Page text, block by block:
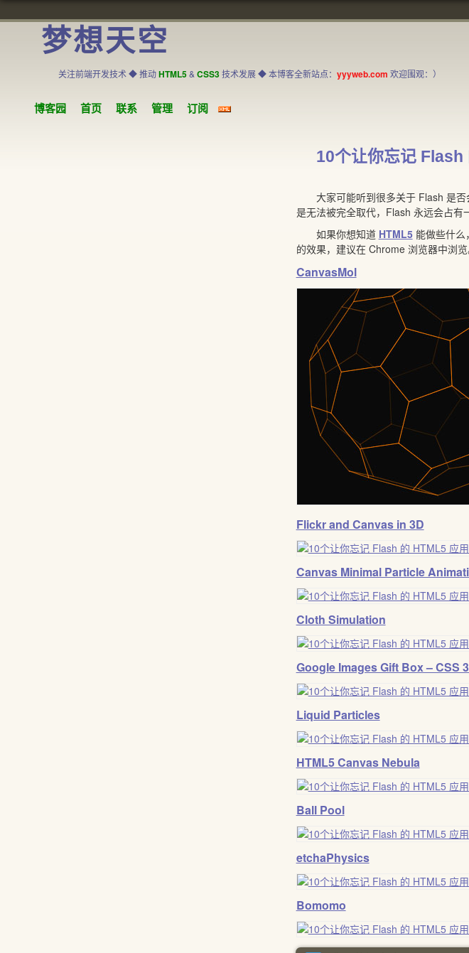
梦想天空
关注前端开发技术 ◆ 推动HTML5& CSS3技术发展 ◆ 本博客全新站点： yyyweb.com 欢迎围观：）
博客园 首页 联系 管理 订阅
10个让你忘记 Flash
大家可能听到很多关于 Flash 是否
是无法被完全取代，Flash 永远会占有
如果你想知道 HTML5能做些什么
的效果，建议在 Chrome 浏览器中浏览
CanvasMol
Flickr and Canvas in 3D
Canvas Minimal Particle
Cloth Simulation
Google Images Gift Box – CSS
Liquid Particles
HTML5 Canvas Nebula
Ball Pool
etchaPhysics
Bomomo